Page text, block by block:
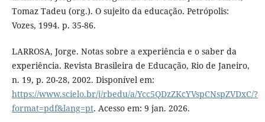
Tomaz Tadeu (org.). O sujeito da educação. Petrópolis:
Vozes, 1994. p. 35-86.
LARROSA, Jorge. Notas sobre a experiência e o saber da
experiência. Revista Brasileira de Educação, Rio de Janeiro,
n. 19, p. 20-28, 2002. Disponível em:
https://www.scielo.br/j/rbedu/a/Ycc5QDzZKcYVspCNspZVDxC/?
format=pdf&lang=pt. Acesso em: 9 jan. 2026.